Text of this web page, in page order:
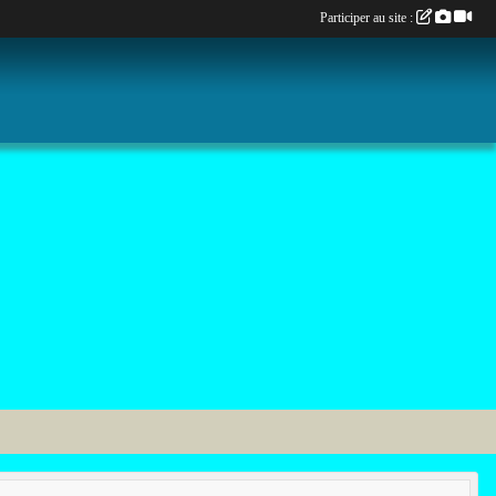
Participer au site :